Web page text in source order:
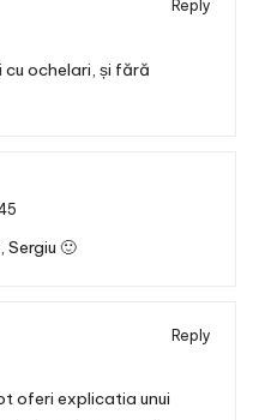
Reply
ochelari, și fără
Sergiu 🙂
Reply
oferi explicatia unui